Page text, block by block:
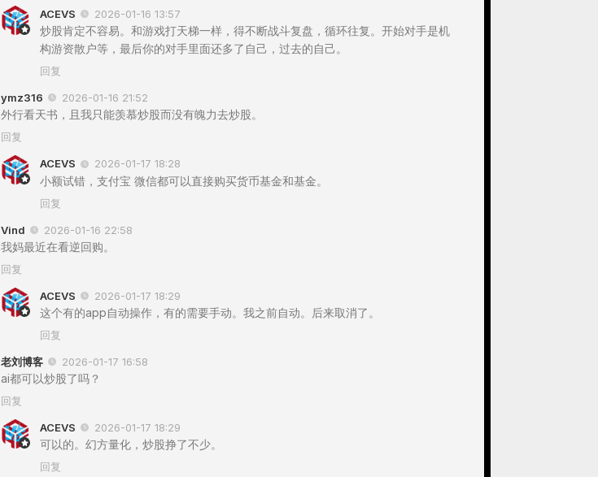
ACEVS 2026-01-16 13:57
炒股肯定不容易。和游戏打天梯一样，得不断战斗复盘，循环往复。开始对手是机
构游资散户等，最后你的对手里面还多了自己，过去的自己。
回复
ymz316 2026-01-16 21:52
外行看天书，且我只能羡慕炒股而没有魄力去炒股。
回复
ACEVS 2026-01-17 18:28
小额试错，支付宝 微信都可以直接购买货币基金和基金。
回复
Vind 2026-01-16 22:58
我妈最近在看逆回购。
回复
ACEVS 2026-01-17 18:29
这个有的app自动操作，有的需要手动。我之前自动。后来取消了。
回复
老刘博客 2026-01-17 16:58
ai都可以炒股了吗？
回复
ACEVS 2026-01-17 18:29
可以的。幻方量化，炒股挣了不少。
回复